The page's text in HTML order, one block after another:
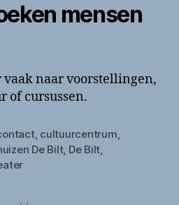
mensen
naar voorstellingen,
of cursussen.
, cultuurcentrum,
De Bilt, De Bilt,